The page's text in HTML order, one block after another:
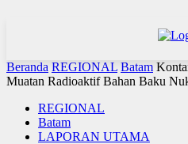
Beranda REGIONAL Batam
Muatan Radioaktif Bahan Baku
REGIONAL
Batam
LAPORAN UTAMA